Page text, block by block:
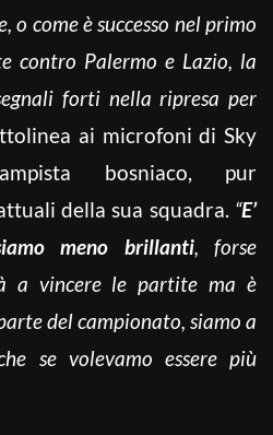
o come è successo nel primo
contro Palermo e Lazio, la
forti nella ripresa per
ai microfoni di Sky
bosniaco, pur
della sua squadra. “E’
meno brillanti, forse
a vincere le partite ma è
del campionato, siamo a
se volevamo essere più